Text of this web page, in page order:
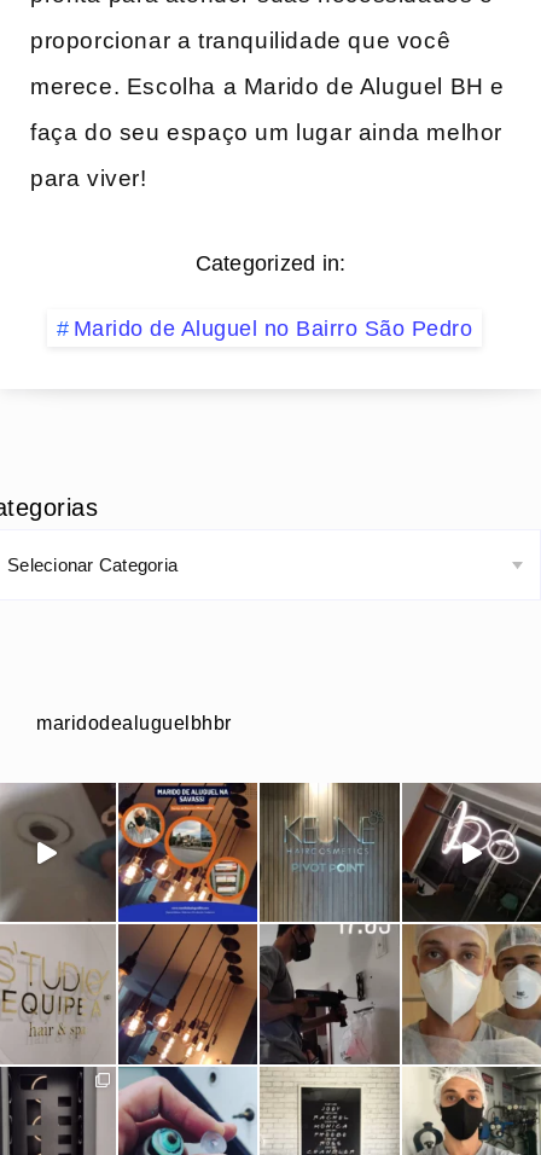
proporcionar a tranquilidade que você
merece. Escolha a Marido de Aluguel BH e
faça do seu espaço um‍ lugar ainda melhor
para ‍viver!
Categorized in:
Marido de Aluguel no Bairro São Pedro
maridodealuguelbhbr